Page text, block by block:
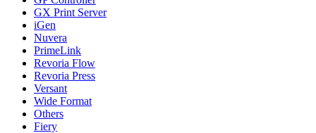
GX Print Server
iGen
Nuvera
PrimeLink
Revoria Flow
Revoria Press
Versant
Wide Format
Others
Fiery